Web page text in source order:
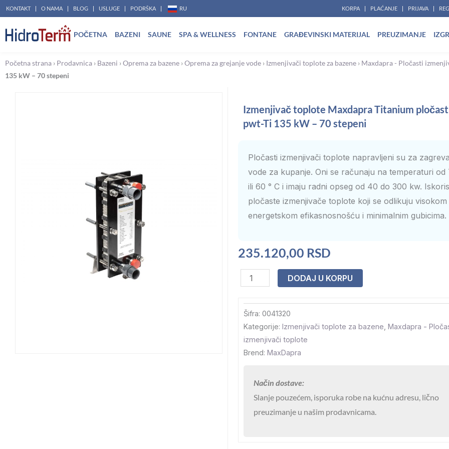
Pređi
sadržaj
KONTAKT O NAMA BLOG USLUGE PODRŠKA RU KORPA PLAĆANJE PRIJAVA
POČETNA BAZENI SAUNE SPA & WELLNESS FONTANE GRAĐEVINSKI MATERIJAL PREUZIMANJE
Početna strana › Prodavnica › Bazeni ›Oprema za bazene ›Oprema za grejanje vode › Izmenjivači toplote za bazene › Maxdapra - Pločasti
135 kW – 70 stepeni
Izmenjivač toplote Maxdapra Titanium
pwt-Ti 135 kW – 70 stepeni
Pločasti izmenjivači toplote napravljeni su za
vode za kupanje. Oni se računaju na temperaturi od
ili 60 ° C i imaju radni opseg od 40 do 300 kw.
pločaste izmenjivače toplote koji se odlikuju visokom
energetskom efikasnosnošću i minimalnim gubicima.
235.120,00 RSD
Izmenjivač
toplote
Maxdapra
Titanium
pločasti
DODAJ U KORPU
Šifra: 0041320
Kategorije: Izmenjivači toplote za bazene Maxdapra -
izmenjivači toplote
Brend: MaxDapra
Način dostave:
Slanje pouzećem, isporuka robe na kućnu adresu, lično
preuzimanje u našim prodavnicama.